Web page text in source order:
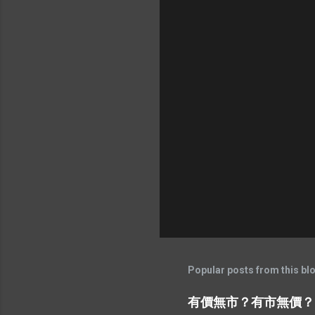
Popular posts from this
有價無市？有市無價？